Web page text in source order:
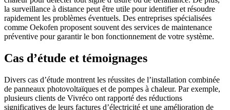
la surveillance à distance peut être utile pour identifier et résoudre
rapidement les problèmes éventuels. Des entreprises spécialisées
comme Oekofen proposent souvent des services de maintenance
préventive pour garantir le bon fonctionnement de votre système.
Cas d’étude et témoignages
Divers cas d’étude montrent les réussites de l’installation combinée
de panneaux photovoltaïques et de pompes à chaleur. Par exemple,
plusieurs clients de Vivréco ont rapporté des réductions
significatives de leurs factures d’électricité et une amélioration de